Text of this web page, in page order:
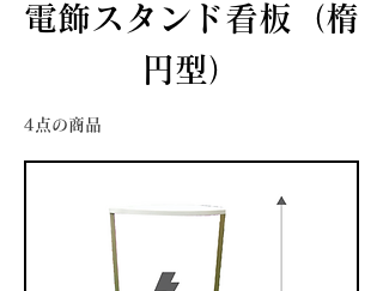
電飾スタンド看板（楕
円型）
4点の商品